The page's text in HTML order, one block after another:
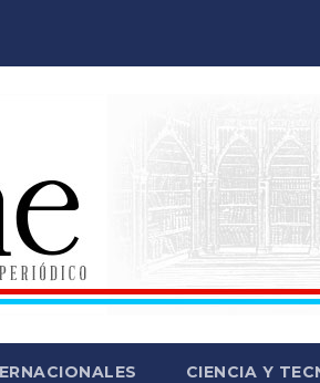
CIENCIA Y